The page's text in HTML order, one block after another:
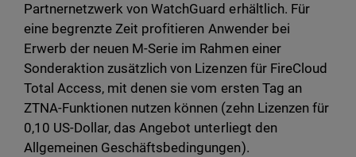
Partnernetzwerk von WatchGuard erhältlich. Für
eine begrenzte Zeit profitieren Anwender bei
Erwerb der neuen M-Serie im Rahmen einer
Sonderaktion zusätzlich von Lizenzen für FireCloud
Total Access, mit denen sie vom ersten Tag an
ZTNA-Funktionen nutzen können (zehn Lizenzen für
0,10 US-Dollar, das Angebot unterliegt den
Allgemeinen Geschäftsbedingungen).